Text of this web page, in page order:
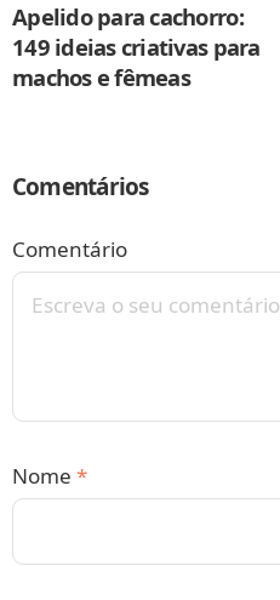
Apelido para cachorro:
149 ideias criativas para
machos e fêmeas
Comentários
Comentário
Nome *